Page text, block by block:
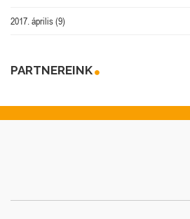
2017. április(9)
PARTNEREINK